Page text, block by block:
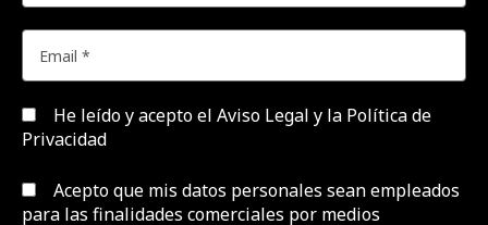
He leído y acepto el Aviso Legal y la Política de
Privacidad
Acepto que mis datos personales sean empleados
para las finalidades comerciales por medios